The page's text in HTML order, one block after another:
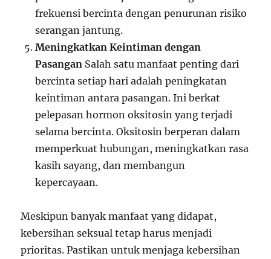
frekuensi bercinta dengan penurunan risiko
serangan jantung.
Meningkatkan Keintiman dengan
Pasangan Salah satu manfaat penting dari
bercinta setiap hari adalah peningkatan
keintiman antara pasangan. Ini berkat
pelepasan hormon oksitosin yang terjadi
selama bercinta. Oksitosin berperan dalam
memperkuat hubungan, meningkatkan rasa
kasih sayang, dan membangun
kepercayaan.
Meskipun banyak manfaat yang didapat,
kebersihan seksual tetap harus menjadi
prioritas. Pastikan untuk menjaga kebersihan